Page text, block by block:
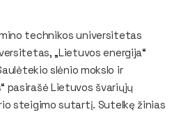
technikos universitetas
„Lietuvos energija“
slėnio mokslo ir
pasirašė Lietuvos švariųjų
steigimo sutartį. Sutelkę žinias